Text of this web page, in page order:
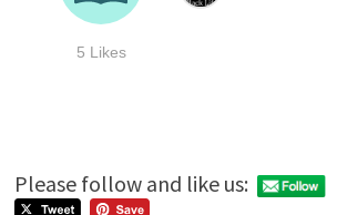
Please follow and like us: